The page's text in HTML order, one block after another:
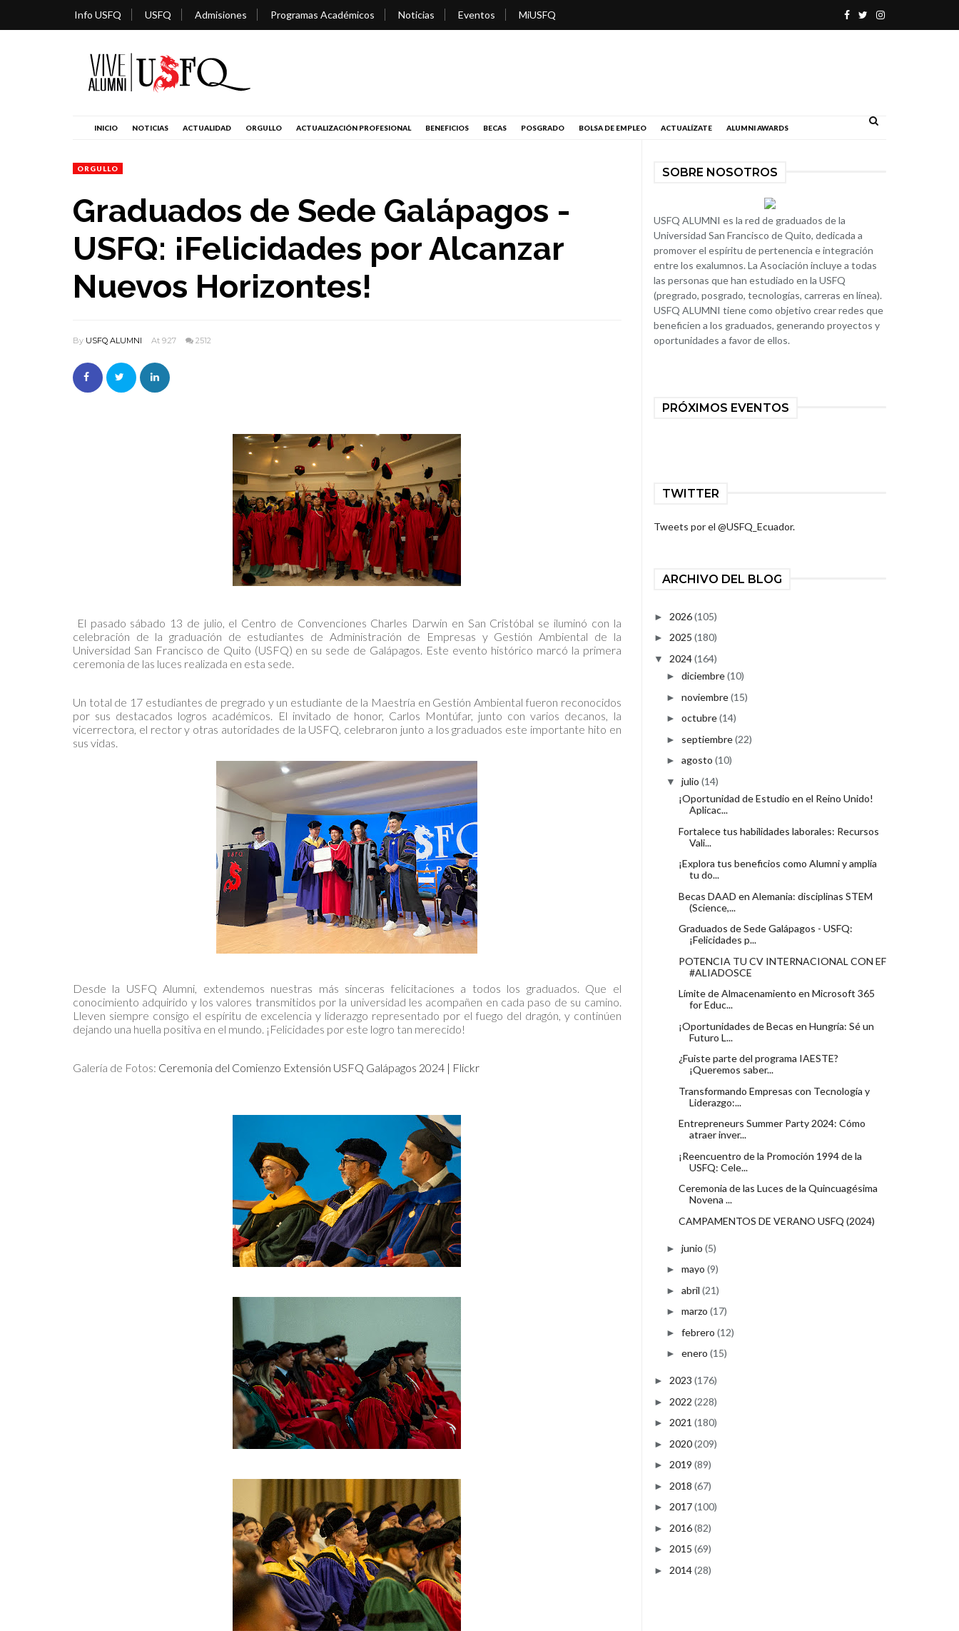
Info USFQ USFQ Admisiones Programas Académicos Noticias Eventos MiUSFQ
INICIO NOTICIAS ACTUALIDAD ORGULLO ACTUALIZACIÓN PROFESIONAL BENEFICIOS BECAS POSGRADO BOLSA DE EMPLEO ACTUALÍZATE ALUMNI AWARDS
ORGULLO
Graduados de Sede Galápagos -
USFQ: ¡Felicidades por Alcanzar
Nuevos Horizontes!
By USFQ ALUMNI At 9:27 2512
El pasado sábado 13 de julio, el Centro de Convenciones Charles Darwin en San Cristóbal se iluminó con la
celebración de la graduación de estudiantes de Administración de Empresas y Gestión Ambiental de la
Universidad San Francisco de Quito (USFQ) en su sede de Galápagos. Este evento histórico marcó la primera
ceremonia de las luces realizada en esta sede.
Un total de 17 estudiantes de pregrado y un estudiante de la Maestría en Gestión Ambiental fueron reconocidos
por sus destacados logros académicos. El invitado de honor, Carlos Montúfar, junto con varios decanos, la
vicerrectora, el rector y otras autoridades de la USFQ, celebraron junto a los graduados este importante hito en
sus vidas.
Desde la USFQ Alumni, extendemos nuestras más sinceras felicitaciones a todos los graduados. Que el
conocimiento adquirido y los valores transmitidos por la universidad les acompañen en cada paso de su camino.
Lleven siempre consigo el espíritu de excelencia y liderazgo representado por el fuego del dragón, y continúen
dejando una huella positiva en el mundo. ¡Felicidades por este logro tan merecido!
Galería de Fotos: Ceremonia del Comienzo Extensión USFQ Galápagos 2024 | Flickr
SOBRE NOSOTROS
USFQ ALUMNI es la red de graduados de la
Universidad San Francisco de Quito, dedicada a
promover el espíritu de pertenencia e integración
entre los exalumnos. La Asociación incluye a todas
las personas que han estudiado en la USFQ
(pregrado, posgrado, tecnologías, carreras en línea).
USFQ ALUMNI tiene como objetivo crear redes que
beneficien a los graduados, generando proyectos y
oportunidades a favor de ellos.
PRÓXIMOS EVENTOS
TWITTER
Tweets por el @USFQ_Ecuador.
ARCHIVO DEL BLOG
► 2026(105)
► 2025 (180)
▼ 2024(164)
► diciembre(10)
► noviembre(15)
► octubre(14)
► septiembre(22)
► agosto (10)
▼ julio (14)
¡Oportunidad de Estudio en el Reino Unido!
Aplicac...
Fortalece tus habilidades laborales: Recursos
Vali...
¡Explora tus beneficios como Alumni y amplía
tu do...
Becas DAAD en Alemania: disciplinas STEM
(Science,...
Graduados de Sede Galápagos - USFQ:
¡Felicidades p...
POTENCIA TU CV INTERNACIONAL CON EF
#ALIADOSCE
Límite de Almacenamiento en Microsoft 365
for Educ...
¡Oportunidades de Becas en Hungría: Sé un
Futuro L...
¿Fuiste parte del programa IAESTE?
¡Queremos saber...
Transformando Empresas con Tecnología y
Liderazgo:...
Entrepreneurs Summer Party 2024: Cómo
atraer inver...
¡Reencuentro de la Promoción 1994 de la
USFQ: Cele...
Ceremonia de las Luces de la Quincuagésima
Novena ...
CAMPAMENTOS DE VERANO USFQ (2024)
► junio (5)
► mayo (9)
► abril (21)
► marzo (17)
► febrero (12)
► enero (15)
► 2023 (176)
► 2022 (228)
► 2021 (180)
► 2020(209)
► 2019 (89)
► 2018 (67)
► 2017(100)
► 2016(82)
► 2015 (69)
► 2014(28)